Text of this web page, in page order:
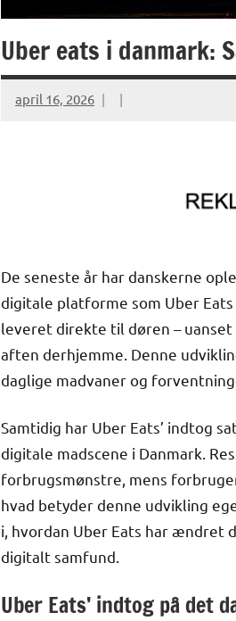
Uber eats i danmark:
april 16, 2026
De seneste år har danskerne
digitale platforme som Uber
leveret direkte til døren –
aften derhjemme. Denne
daglige madvaner og
Samtidig har Uber Eats’ indtog
digitale madscene i Danmark.
forbrugsmønstre, mens
hvad betyder denne udvikling
i, hvordan Uber Eats har ændret
digitalt samfund.
Uber Eats’ indtog på det